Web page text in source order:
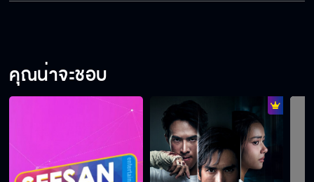
ต้อนรับ 4 สาว Charaline
คุณน่าจะชอบ